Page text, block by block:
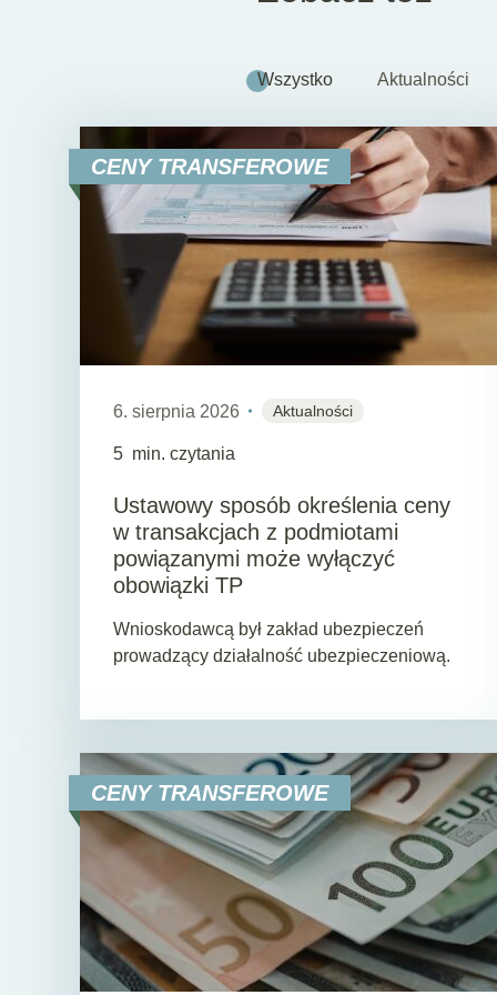
Wszystko Aktualności
CENY TRANSFEROWE
6. sierpnia 2026 Aktualności
5 min. czytania
Ustawowy sposób określenia ceny
w transakcjach z podmiotami
powiązanymi może wyłączyć
obowiązki TP
Wnioskodawcą był zakład ubezpieczeń
prowadzący działalność ubezpieczeniową.
CENY TRANSFEROWE